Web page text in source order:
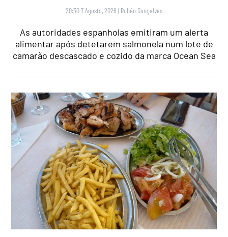
20:30 7 Agosto, 2026 | Rubén Gonçalves
As autoridades espanholas emitiram um alerta
alimentar após detetarem salmonela num lote de
camarão descascado e cozido da marca Ocean Sea